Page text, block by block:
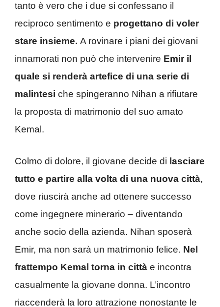
tanto è vero che i due si confessano il
reciproco sentimento e progettano di voler
stare insieme. A rovinare i piani dei giovani
innamorati non può che intervenire Emir il
quale si renderà artefice di una serie di
malintesi che spingeranno Nihan a rifiutare
la proposta di matrimonio del suo amato
Kemal.
Colmo di dolore, il giovane decide di lasciare
tutto e partire alla volta di una nuova città,
dove riuscirà anche ad ottenere successo
come ingegnere minerario – diventando
anche socio della azienda. Nihan sposerà
Emir, ma non sarà un matrimonio felice. Nel
frattempo Kemal torna in città e incontra
casualmente la giovane donna. L’incontro
riaccenderà la loro attrazione nonostante le